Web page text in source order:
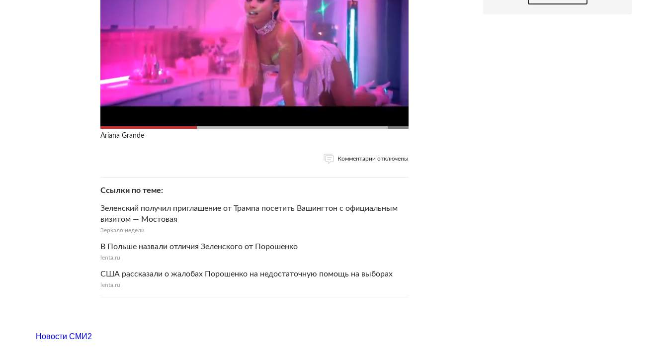
Ariana Grande
Комментарии отключены
Ссылки по теме
Зеленский получил приглашение от Трампа посетить Вашингтон с официальным
визитом — Мостовая
Зеркало недели
В Польше назвали отличия Зеленского от Порошенко
lenta.ru
США рассказали о жалобах Порошенко на недостаточную помощь на выборах
lenta.ru
Новости СМИ2